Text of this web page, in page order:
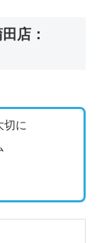
店：
切に